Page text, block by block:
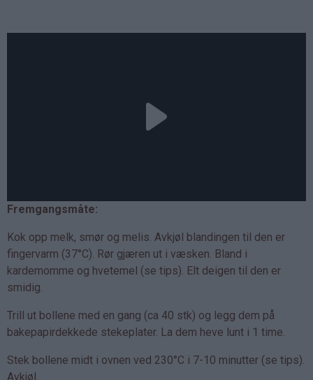
Fremgangsmåte:
Kok opp melk, smør og melis. Avkjøl blandingen til den er
fingervarm (37°C). Rør gjæren ut i væsken. Bland i
kardemomme og hvetemel (se tips). Elt deigen til den er
smidig.
Trill ut bollene med en gang (ca 40 stk) og legg dem på
bakepapirdekkede stekeplater. La dem heve lunt i 1 time.
Stek bollene midt i ovnen ved 230°C i 7-10 minutter (se tips).
Avkjøl.